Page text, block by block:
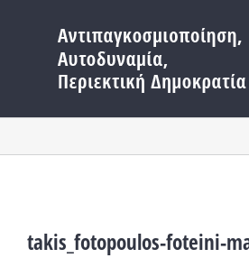
περιεχόμενο
takis_fotopoulos-foteini-